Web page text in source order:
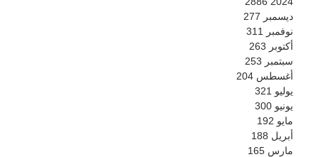
ديسمبر 277
نوفمبر
311
أكتوبر 263
سبتمبر 253
أغسطس 204
يوليو 321
يونيو 300
مايو 192
أبريل 188
مارس 165